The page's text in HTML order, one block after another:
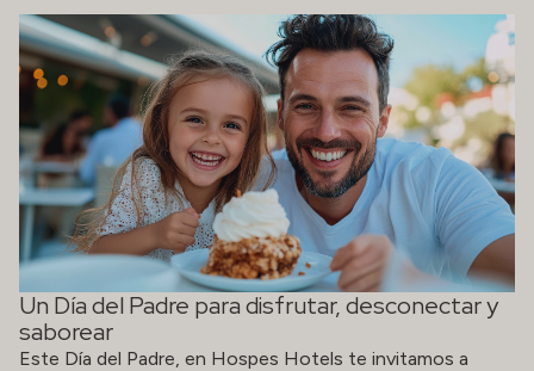
Un Día del Padre para disfrutar, desconectar y
saborear
Este Día del Padre, en Hospes Hotels te invitamos a